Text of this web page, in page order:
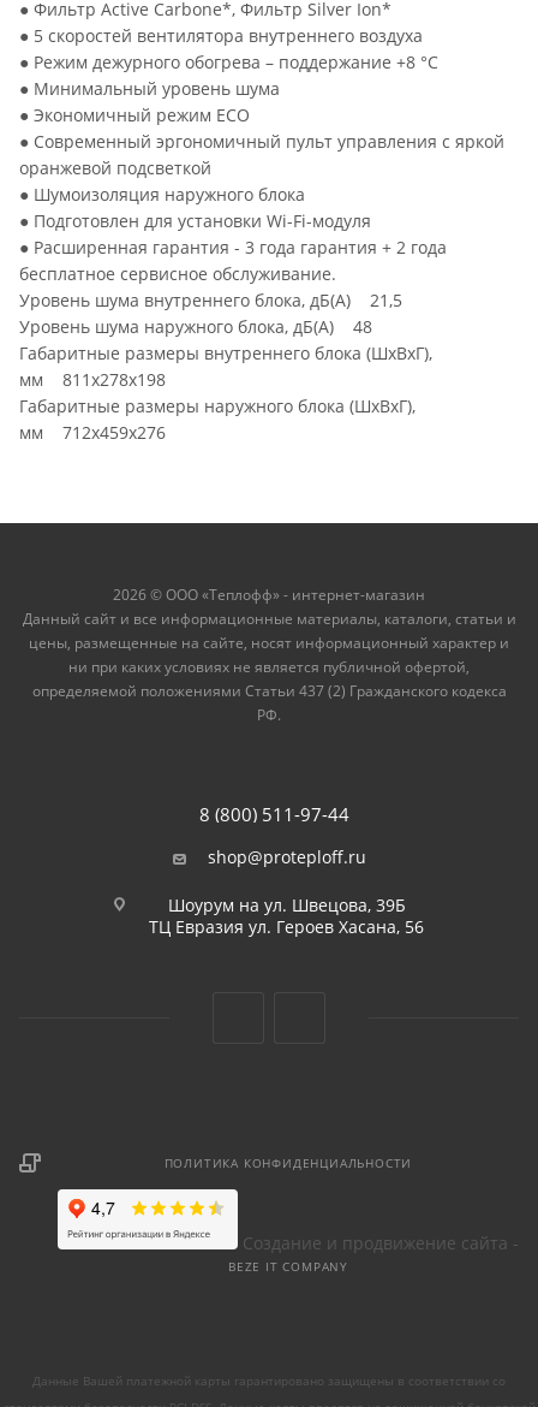
● Фильтр Active Carbone*, Фильтр Silver Ion*
● 5 скоростей вентилятора внутреннего воздуха
● Режим дежурного обогрева – поддержание +8 °С
● Минимальный уровень шума
● Экономичный режим ECO
● Современный эргономичный пульт управления с яркой
оранжевой подсветкой
● Шумоизоляция наружного блока
● Подготовлен для установки Wi-Fi-модуля
● Расширенная гарантия - 3 года гарантия + 2 года
бесплатное сервисное обслуживание.
Уровень шума внутреннего блока, дБ(А) 21,5
Уровень шума наружного блока, дБ(А) 48
Габаритные размеры внутреннего блока (ШxВxГ),
мм 811x278x198
Габаритные размеры наружного блока (ШxВxГ),
мм 712x459x276
2026 © ООО «Теплофф» - интернет-магазин
Данный сайт и все информационные материалы, каталоги, статьи и
цены, размещенные на сайте, носят информационный характер и
ни при каких условиях не является публичной офертой,
определяемой положениями Статьи 437 (2) Гражданского кодекса
РФ.
8 (800) 511-97-44
shop@proteploff.ru
Шоурум на ул. Швецова, 39Б
ТЦ Евразия ул. Героев Хасана, 56
ПОЛИТИКА КОНФИДЕНЦИАЛЬНОСТИ
Создание и продвижение сайта -
BEZE IT COMPANY
Данные Вашей платежной карты гарантировано защищены в соответствии со